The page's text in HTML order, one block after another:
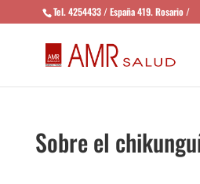
Tel. 4254433 / España 419. Rosario /
Sobre el